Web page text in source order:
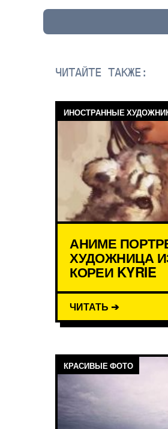
ЧИТАЙТЕ ТАКЖЕ:
ИНОСТРАННЫЕ
АНИМЕ
ХУДОЖНИЦА
КОРЕИ KYRIE
ЧИТАТЬ ➔
КРАСИВЫЕ ФОТО